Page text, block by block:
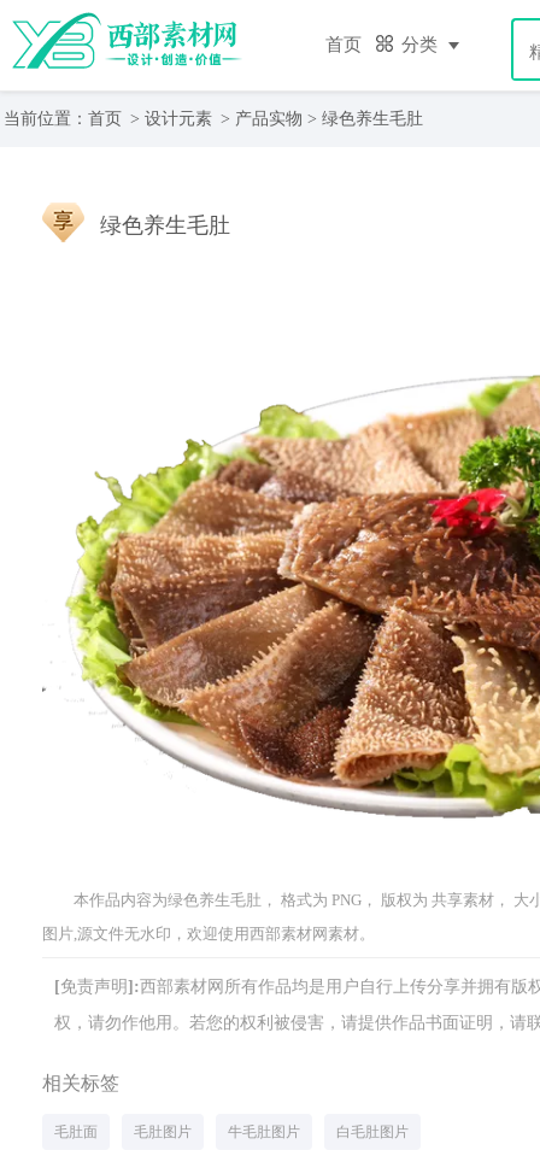
首页 分类
当前位置： 首页 > 设计元素 > 产品实物 > 绿色养生毛肚
绿色养生毛肚
本作品内容为绿色养生毛肚， 格式为 PNG， 版权为 共享素材， 大
图片,源文件无水印，欢迎使用西部素材网素材。
[免责声明]:西部素材网所有作品均是用户自行上传分享并拥有版
权，请勿作他用。若您的权利被侵害，请提供作品书面证明，请
相关标签
毛肚面 毛肚图片 牛毛肚图片 白毛肚图片